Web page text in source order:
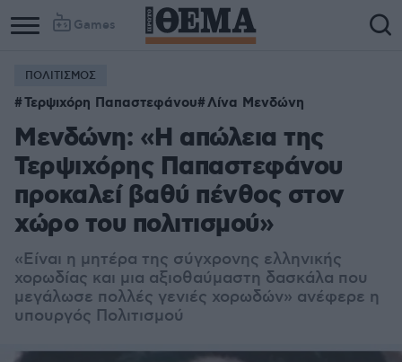
Games
ΠΟΛΙΤΙΣΜΟΣ
Τερψιχόρη Παπαστεφάνου Λίνα Μενδώνη
Μενδώνη: «Η απώλεια της
Τερψιχόρης Παπαστεφάνου
προκαλεί βαθύ πένθος στον
χώρο του πολιτισμού»
«Είναι η μητέρα της σύγχρονης ελληνικής
χορωδίας και μια αξιοθαύμαστη δασκάλα που
μεγάλωσε πολλές γενιές χορωδών» ανέφερε η
υπουργός Πολιτισμού